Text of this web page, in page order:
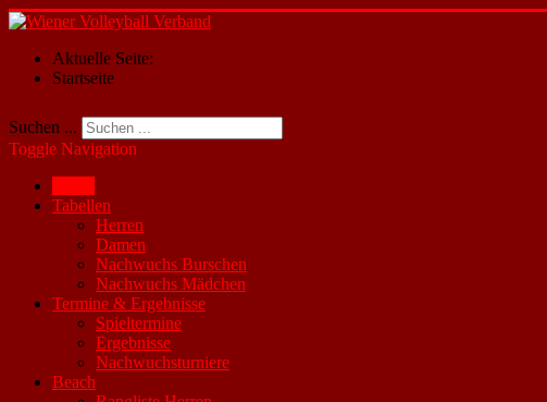
Aktuelle Seite:
Startseite
Suchen ...
Toggle Navigation
Tabellen
Herren
Damen
Nachwuchs Burschen
Nachwuchs Mädchen
Termine & Ergebnisse
Spieltermine
Ergebnisse
Nachwuchsturniere
Beach